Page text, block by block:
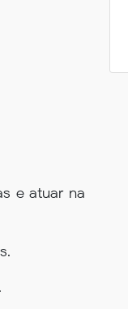
e atuar na